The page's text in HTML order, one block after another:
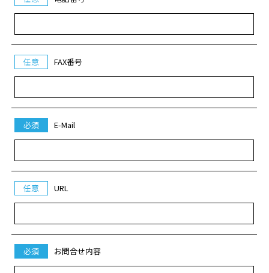
任意 FAX番号
必須 E-Mail
任意 URL
必須 お問合せ内容